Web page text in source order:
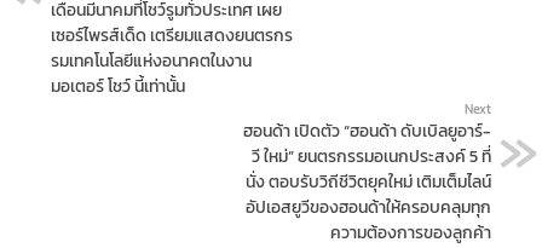
เดือนมีนาคมที่โชว์รูมทั่วประเทศ เผย
เซอร์ไพรส์เด็ด เตรียมแสดงยนตรกร
รมเทคโนโลยีแห่งอนาคตในงาน
มอเตอร์ โชว์ นี้เท่านั้น
Next
ฮอนด้า เปิดตัว “ฮอนด้า ดับเบิลยูอาร์-
วี ใหม่” ยนตรกรรมอเนกประสงค์ 5 ที่
นั่ง ตอบรับวิถีชีวิตยุคใหม่ เติมเต็มไลน์
อัปเอสยูวีของฮอนด้าให้ครอบคลุมทุก
ความต้องการของลูกค้า